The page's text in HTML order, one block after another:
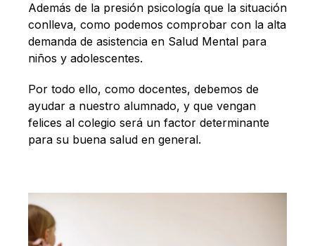
Además de la presión psicología que la situación
conlleva, como podemos comprobar con la alta
demanda de asistencia en Salud Mental para
niños y adolescentes.
Por todo ello, como docentes, debemos de
ayudar a nuestro alumnado, y que vengan
felices al colegio será un factor determinante
para su buena salud en general.